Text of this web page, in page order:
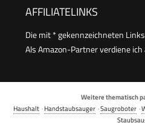
AFFILIATELINKS
Die mit * gekennzeichneten
Als Amazon-Partner verdiene
Weitere thematisch
Haushalt ·Handstaubsauger ·Saugroboter ·